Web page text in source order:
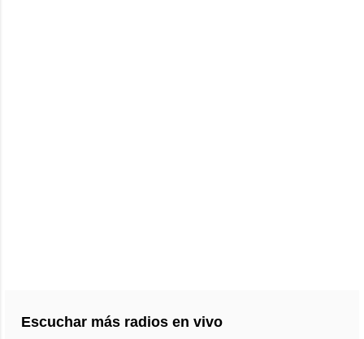
Escuchar más radios en vivo